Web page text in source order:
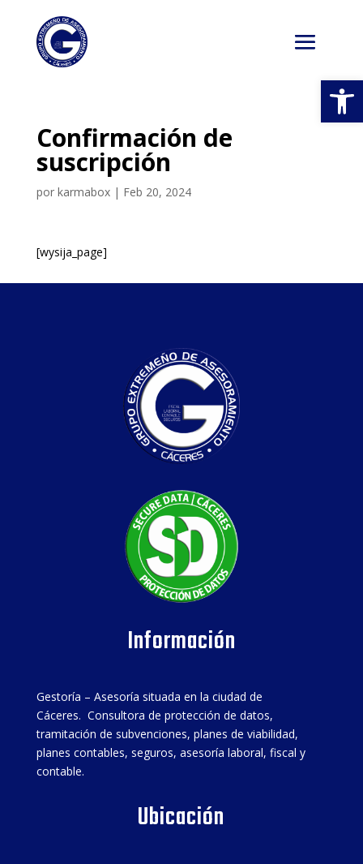
Confirmación de
suscripción
por karmabox| Feb 20, 2024
[wysija_page]
Información
Gestoría – Asesoría situada en la ciudad de
Cáceres. Consultora de protección de datos,
tramitación de subvenciones, planes de viabilidad,
planes contables, seguros, asesoría laboral, fiscal y
contable.
Ubicación